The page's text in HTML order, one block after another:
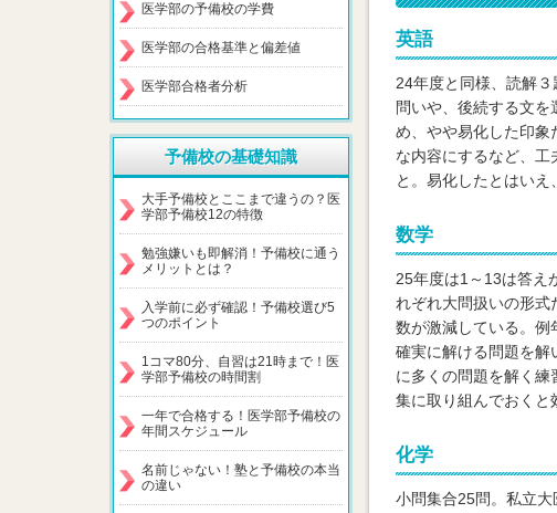
英語
24年度と同様、読解
問いや、後続する文
め、やや易化した印象
な内容にするなど、工
と。易化したとはいえ
数学
25年度は1～13は答え
れぞれ大問扱いの形
数が激減している。例
確実に解ける問題を解
に多くの問題を解く
集に取り組んでおくと
化学
小問集合25問。私立
医学部の予備校の学費
医学部の合格基準と偏差値
医学部合格者分析
予備校の基礎知識
大手予備校とここまで違うの？医
学部予備校12の特徴
勉強嫌いも即解消！予備校に通う
メリットとは？
入学前に必ず確認！予備校選び5
つのポイント
1コマ80分、自習は21時まで！医
学部予備校の時間割
一年で合格する！医学部予備校の
年間スケジュール
名前じゃない！塾と予備校の本当
の違い